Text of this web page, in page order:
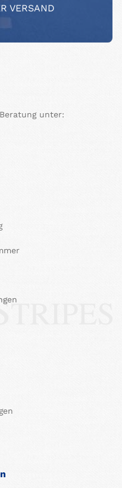
VERSAND
unter: